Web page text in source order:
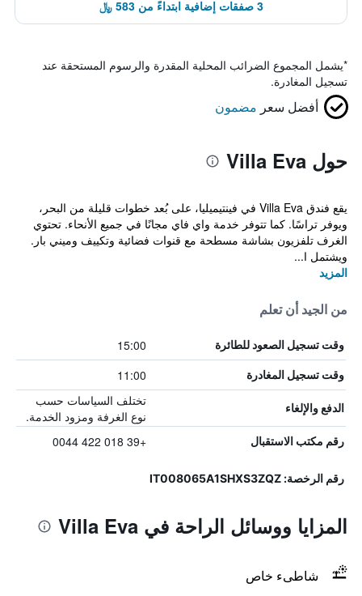
3 صفقات إضافية ابتداءً من 583 ﷼
*يشمل المجموع الضرائب المحلية المقدرة والرسوم المستحقة عند
تسجيل المغادرة.
أفضل سعر مضمون
حول Villa Eva
يقع فندق Villa Eva في فينتيميليا، على بُعد خطوات قليلة من البحر،
ويوفر تراسًا. كما تتوفر خدمة واي فاي مجانًا في جميع الأنحاء. تحتوي
الغرف تلفزيون بشاشة مسطحة مع قنوات فضائية وتكييف وميني بار.
ويشتمل ا...
المزيد
من الجيد أن تعلم
وقت تسجيل الصعود للطائرة 15:00
وقت تسجيل المغادرة 11:00
الدفع والإلغاء
تختلف السياسات حسب
نوع الغرفة ومزود الخدمة.
رقم مكتب الاستقبال +39 018 422 0044
رقم الرخصة: IT008065A1SHXS3ZQZ
المزايا ووسائل الراحة في Villa Eva
شاطىء خاص